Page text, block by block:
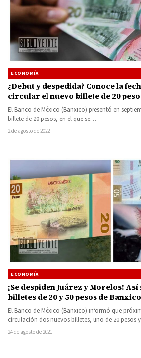
ECONOMÍA
¿Debut y despedida? Conoce la
circular el nuevo billete de 20
El Banco de México (Banxico) presentó en
billete de 20 pesos, en el que se…
2 de agosto de 2022
ECONOMÍA
¡Se despiden Juárez y Morelos!
billetes de 20 y 50 pesos de Banxico
El Banco de México (Banxico) informó que
circulación dos nuevos billetes, uno de 20
24 de agosto de 2021